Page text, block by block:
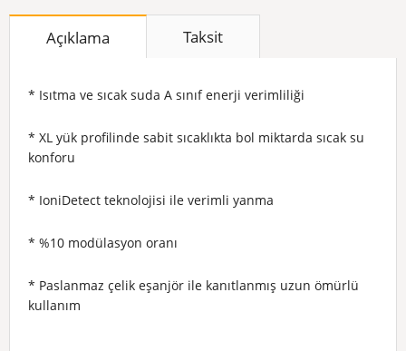
Açıklama Taksit
* Isıtma ve sıcak suda A sınıf enerji verimliliği
* XL yük profilinde sabit sıcaklıkta bol miktarda sıcak su
konforu
* IoniDetect teknolojisi ile verimli yanma
* %10 modülasyon oranı
* Paslanmaz çelik eşanjör ile kanıtlanmış uzun ömürlü
kullanım